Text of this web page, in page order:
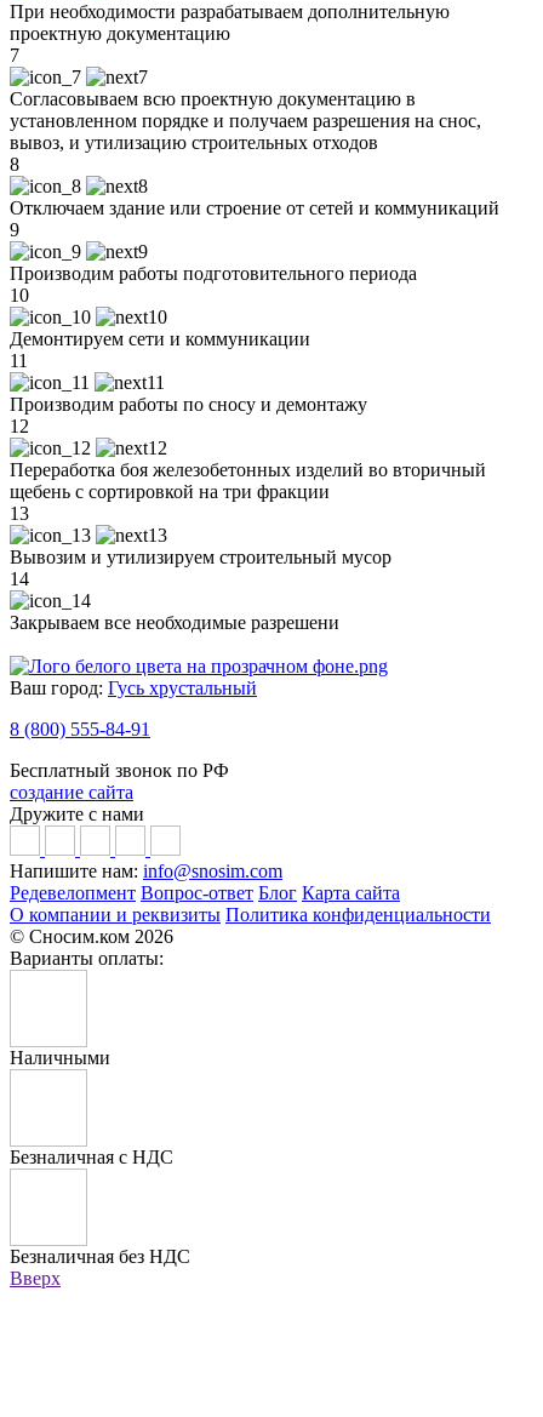
При необходимости разрабатываем дополнительную
проектную документацию
7
Согласовываем всю проектную документацию в
установленном порядке и получаем разрешения на снос,
вывоз, и утилизацию строительных отходов
8
Отключаем здание или строение от сетей и коммуникаций
9
Производим работы подготовительного периода
10
Демонтируем сети и коммуникации
11
Производим работы по сносу и демонтажу
12
Переработка боя железобетонных изделий во вторичный
щебень с сортировкой на три фракции
13
Вывозим и утилизируем строительный мусор
14
Закрываем все необходимые разрешени
Ваш город: Гусь хрустальный
8 (800) 555-84-91
Бесплатный звонок по РФ
создание сайта
Дружите с нами
Напишите нам: info@snosim.com
Редевелопмент Вопрос-ответ Блог Карта сайта
О компании и реквизиты Политика конфиденциальности
© Сносим.ком 2026
Варианты оплаты:
Наличными
Безналичная с НДС
Безналичная без НДС
Вверх